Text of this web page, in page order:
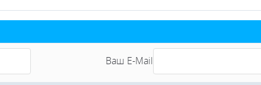
Ваш E-Mail